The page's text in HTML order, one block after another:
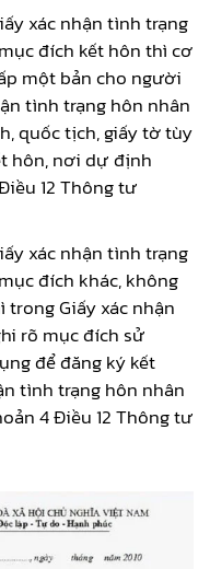
xác nhận tình trạng
đích kết hôn thì cơ
một bản cho người
tình trạng hôn nhân
quốc tịch, giấy tờ tùy
hôn, nơi dự định
12 Thông tư
xác nhận tình trạng
đích khác, không
Giấy xác nhận
rõ mục đích sử
để đăng ký kết
tình trạng hôn nhân
4 Điều 12 Thông tư